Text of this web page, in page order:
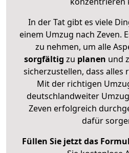
In der Tat gibt es viele
einem Umzug nach Zeven.
zu nehmen, um alle
sorgfältig zu planen und
sicherzustellen, dass alles
Mit der richtigen
deutschlandweiter
Zeven erfolgreich
dafür
Füllen Sie jetzt das